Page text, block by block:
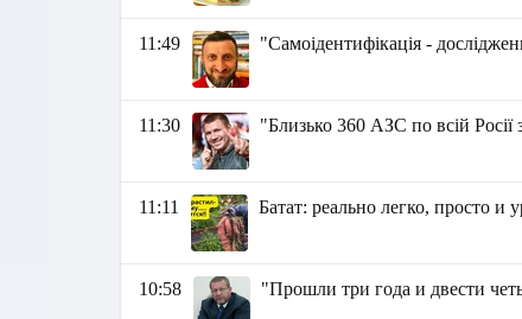
11:49 "Самоідентифікація -
11:30 "Близько 360 АЗС по всій
11:11 Батат: реально легко, просто
10:58 "Прошли три года и двести